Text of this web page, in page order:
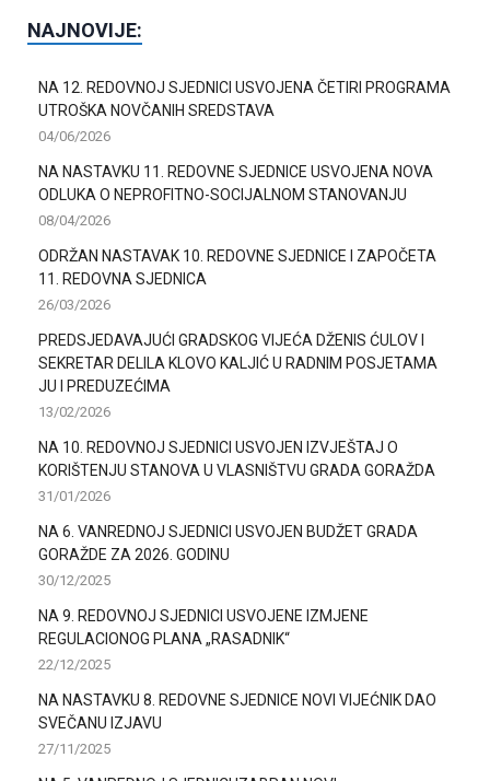
NAJNOVIJE:
NA 12. REDOVNOJ SJEDNICI USVOJENA ČETIRI PROGRAMA
UTROŠKA NOVČANIH SREDSTAVA
04/06/2026
NA NASTAVKU 11. REDOVNE SJEDNICE USVOJENA NOVA
ODLUKA O NEPROFITNO-SOCIJALNOM STANOVANJU
08/04/2026
ODRŽAN NASTAVAK 10. REDOVNE SJEDNICE I ZAPOČETA
11. REDOVNA SJEDNICA
26/03/2026
PREDSJEDAVAJUĆI GRADSKOG VIJEĆA DŽENIS ĆULOV I
SEKRETAR DELILA KLOVO KALJIĆ U RADNIM POSJETAMA
JU I PREDUZEĆIMA
13/02/2026
NA 10. REDOVNOJ SJEDNICI USVOJEN IZVJEŠTAJ O
KORIŠTENJU STANOVA U VLASNIŠTVU GRADA GORAŽDA
31/01/2026
NA 6. VANREDNOJ SJEDNICI USVOJEN BUDŽET GRADA
GORAŽDE ZA 2026. GODINU
30/12/2025
NA 9. REDOVNOJ SJEDNICI USVOJENE IZMJENE
REGULACIONOG PLANA „RASADNIK“
22/12/2025
NA NASTAVKU 8. REDOVNE SJEDNICE NOVI VIJEĆNIK DAO
SVEČANU IZJAVU
27/11/2025